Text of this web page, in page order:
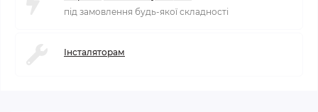
під замовлення будь-якої складності
Інсталяторам